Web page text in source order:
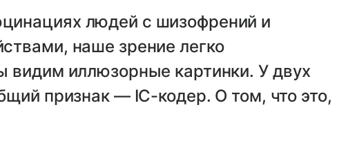
людей с шизофрений и
наше зрение легко
видим иллюзорные картинки. У двух
признак — IC-кодер. О том, что это,